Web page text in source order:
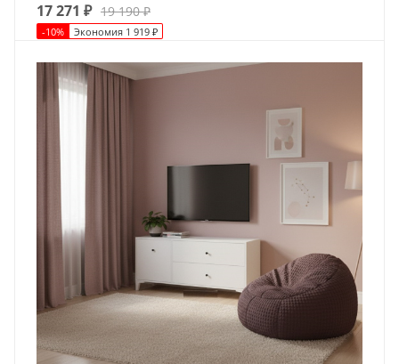
17 271 ₽ 19 190₽
-10% Экономия 1 919 ₽